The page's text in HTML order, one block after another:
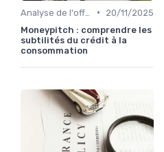
•
20/11/2025
Moneypitch : comprendre les
subtilités du crédit à la
consommation